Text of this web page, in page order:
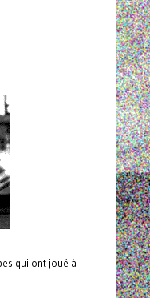
qui ont joué à